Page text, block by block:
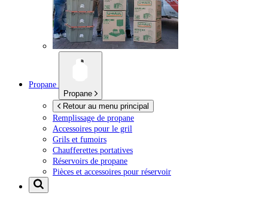
Propane
Propane
Retour au menu principal
Remplissage de propane
Accessoires pour le gril
Grils et fumoirs
Chaufferettes portatives
Réservoirs de propane
Pièces et accessoires pour réservoir